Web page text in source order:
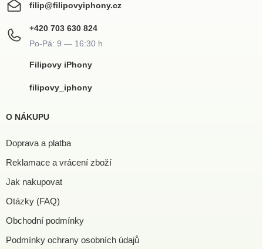
filip@filipovyiphony.cz
+420 703 630 824
Filipovy iPhony
filipovy_iphony
O NÁKUPU
Doprava a platba
Reklamace a vrácení zboží
Jak nakupovat
Otázky (FAQ)
Obchodní podmínky
Podmínky ochrany osobních údajů